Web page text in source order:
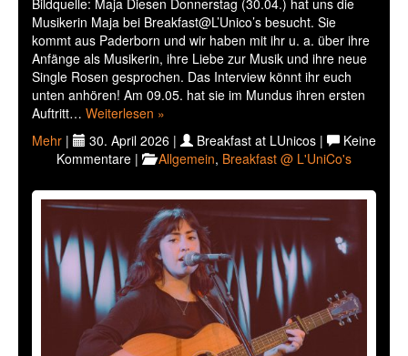
Musikerin Maja bei Breakfast@L’Unico’s besucht. Sie
kommt aus Paderborn und wir haben mit ihr u. a. über ihre
Anfänge als Musikerin, ihre Liebe zur Musik und ihre neue
Single Rosen gesprochen. Das Interview könnt ihr euch
unten anhören! Am 09.05. hat sie im Mundus ihren ersten
Auftritt… Weiterlesen »
Mehr | 30. April 2026 | Breakfast at LUnicos |
Keine
Kommentare |
Allgemein, Breakfast @ L'UniCo's